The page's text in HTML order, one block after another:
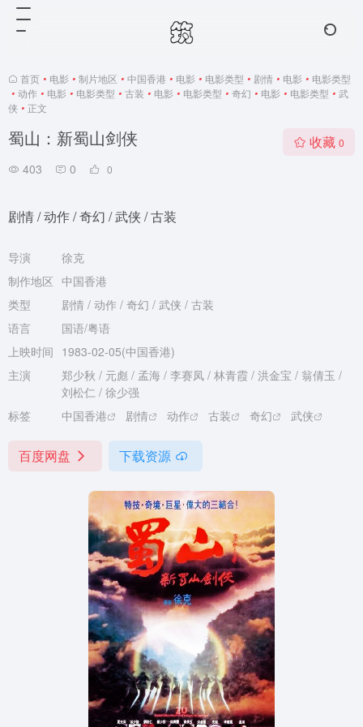
首页 • 电影 • 制片地区 • 中国香港 • 电影 • 电影类型 • 剧情 • 电影 • 电影类型
• 动作 • 电影 • 电影类型 • 古装 • 电影 • 电影类型 • 奇幻 • 电影 • 电影类型 • 武
侠 • 正文
蜀山：新蜀山剑侠
403 0 0
收藏 0
剧情 / 动作 / 奇幻 / 武侠 / 古装
导演
徐克
制作地区 中国香港
类型
剧情 / 动作 / 奇幻 / 武侠 / 古装
语言
国语/粤语
上映时间 1983-02-05(中国香港)
主演
郑少秋 / 元彪 / 孟海 / 李赛凤 / 林青霞 / 洪金宝 / 翁倩玉 /
刘松仁 / 徐少强
标签
中国香港 剧情 动作 古装 奇幻 武侠
百度网盘 下载资源